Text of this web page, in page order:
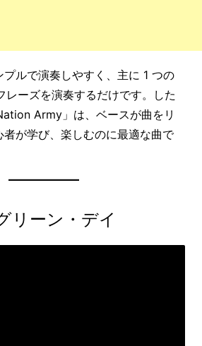
プルで演奏しやすく、主に 1 つの
レーズを演奏するだけです。した
Army」は、ベースが曲をリ
者が学び、楽しむのに最適な曲で
リーン・デイ